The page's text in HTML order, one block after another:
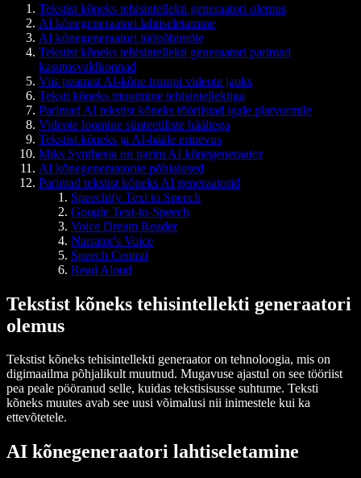
Tekstist kõneks tehisintellekti generaatori olemus
AI kõnegeneraatori lahtiseletamine
AI kõnegeneraatori tööpõhimõte
Tekstist kõneks tehisintellekti generaatori parimad
kasutusvaldkonnad
Viis peamist AI-kõne trumpi videote jaoks
Teksti kõneks muutmine tehisintellektiga
Parimad AI tekstist kõneks tööriistad igale platvormile
Videote loomine sünteetiliste häältega
Tekstist kõneks ja AI-hääle erinevus
Miks Synthesia on parim AI kõnegeneraator
AI kõnegeneraatorite põhialused
Parimad tekstist kõneks AI generaatorid
Speechify Text to Speech
Google Text-to-Speech
Voice Dream Reader
Narrator's Voice
Speech Central
Read Aloud
Tekstist kõneks tehisintellekti generaatori
olemus
Tekstist kõneks tehisintellekti generaator on tehnoloogia, mis on
digimaailma põhjalikult muutnud. Mugavuse ajastul on see tööriist
pea peale pööranud selle, kuidas tekstisisusse suhtume. Teksti
kõneks muutes avab see uusi võimalusi nii inimestele kui ka
ettevõtetele.
AI kõnegeneraatori lahtiseletamine